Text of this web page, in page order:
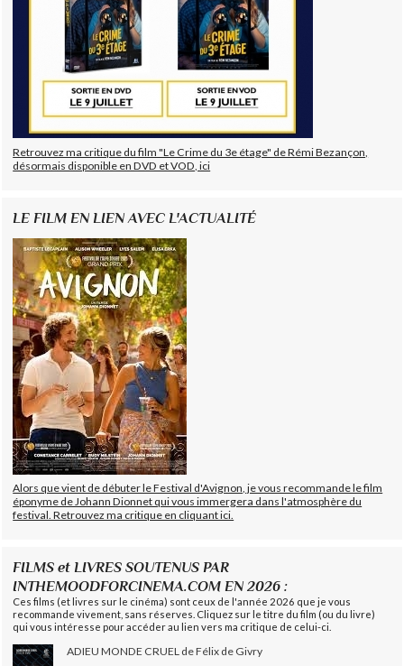
Retrouvez ma critique du film "Le Crime du 3e étage" de Rémi Bezançon,
désormais disponible en DVD et VOD, ici
LE FILM EN LIEN AVEC L'ACTUALITÉ
Alors que vient de débuter le Festival d'Avignon, je vous recommande le film
éponyme de Johann Dionnet qui vous immergera dans l'atmosphère du
festival. Retrouvez ma critique en cliquant ici.
FILMS et LIVRES SOUTENUS PAR
INTHEMOODFORCINEMA.COM EN 2026 :
Ces films (et livres sur le cinéma) sont ceux de l'année 2026 que je vous
recommande vivement, sans réserves. Cliquez sur le titre du film (ou du livre)
qui vous intéresse pour accéder au lien vers ma critique de celui-ci.
ADIEU MONDE CRUEL de Félix de Givry